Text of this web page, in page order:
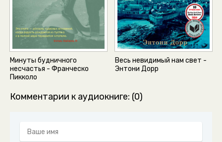
Минуты будничного
несчастья - Франческо
Пикколо
Весь невидимый нам свет -
Энтони Дорр
Комментарии к аудиокниге: (0)